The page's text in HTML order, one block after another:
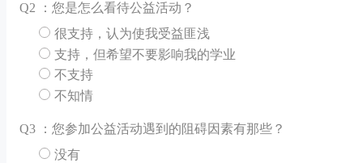
Q2 ：您是怎么看待公益活动？
很支持，认为使我受益匪浅
支持，但希望不要影响我的学业
不支持
不知情
Q3 ：您参加公益活动遇到的阻碍因素有那些？
没有